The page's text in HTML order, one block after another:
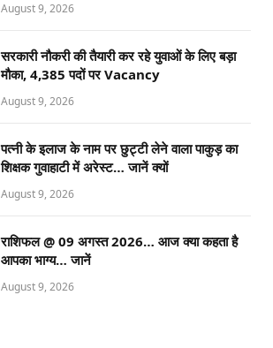
August 9, 2026
सरकारी नौकरी की तैयारी कर रहे युवाओं के लिए बड़ा
मौका, 4,385 पदों पर Vacancy
August 9, 2026
पत्नी के इलाज के नाम पर छुट्टी लेने वाला पाकुड़ का
शिक्षक गुवाहाटी में अरेस्ट… जानें क्यों
August 9, 2026
राशिफल @ 09 अगस्त 2026… आज क्या कहता है
आपका भाग्य… जानें
August 9, 2026